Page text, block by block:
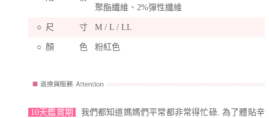
聚酯纖維、2%彈性纖維
○ 尺 寸 M / L / LL
○ 顏 色 粉紅色
10天鑑賞期
我們都知道媽媽們平常都非常得忙碌. 為了體貼辛